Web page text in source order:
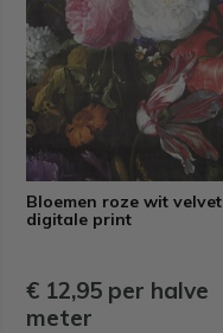
Bloemen roze wit velvet
digitale print
€ 12,95 per halve
meter